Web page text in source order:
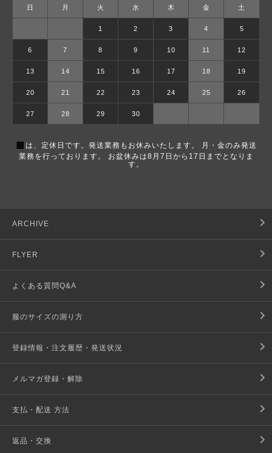
日 月 火 水 木 金 土
1 2 3 4 5
6 7 8 9 10 11 12
13 14 15 16 17 18 19
20 21 22 23 24 25 26
27 28 29 30
■ は、定休日です。発送業務もお休みいたします。 月・金のみ発送
業務を行っております。 お盆休みは8月7日から17日までとなりま
す。
ARCHIVE
FLYER
よくある質問Q&A
服のサイズの測り方
登録情報・注文履歴・発送状況
メルマガ登録・解除
支払・配送 方法
返品・交換